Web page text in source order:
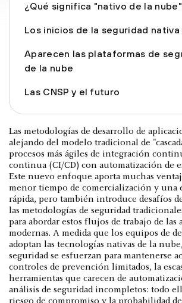
¿Qué significa "nativo de la
Los inicios de la seguridad nativa
Aparecen las plataformas de
de la nube
Las CNSP y el futuro
Las metodologías de desarrollo de
alejando del modelo tradicional de
procesos más ágiles de integración
continua (CI/CD) con automatización de
Este nuevo enfoque aporta muchas
menor tiempo de comercialización y una
rápida, pero también introduce desafíos
las metodologías de seguridad
para abordar estos flujos de trabajo de las
modernas. A medida que los equipos de
adoptan las tecnologías nativas de la
seguridad se esfuerzan para mantenerse
controles de prevención limitados, la
herramientas que carecen de
análisis de seguridad incompletos: todo